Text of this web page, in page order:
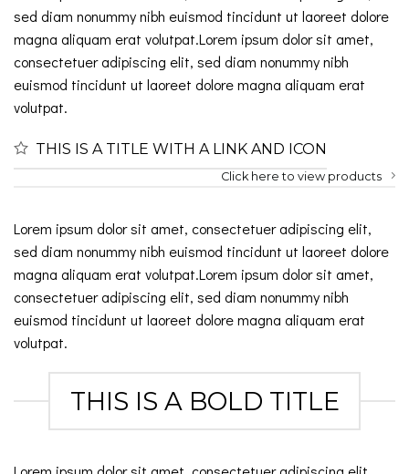
sed diam nonummy nibh euismod tincidunt ut laoreet dolore
magna aliquam erat volutpat.Lorem ipsum dolor sit amet,
consectetuer adipiscing elit, sed diam nonummy nibh
euismod tincidunt ut laoreet dolore magna aliquam erat
volutpat.
THIS IS A TITLE WITH A LINK AND ICON
Click here to view products
Lorem ipsum dolor sit amet, consectetuer adipiscing elit,
sed diam nonummy nibh euismod tincidunt ut laoreet dolore
magna aliquam erat volutpat.Lorem ipsum dolor sit amet,
consectetuer adipiscing elit, sed diam nonummy nibh
euismod tincidunt ut laoreet dolore magna aliquam erat
volutpat.
THIS IS A BOLD TITLE